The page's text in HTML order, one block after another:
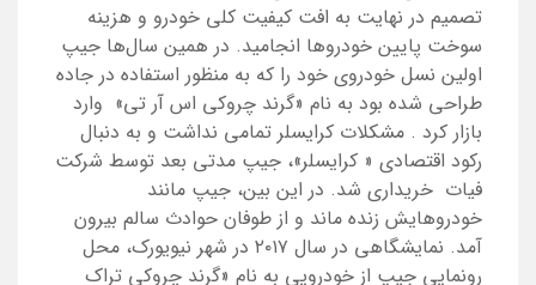
تصمیم در نهایت به افت کیفیت کلی خودرو و هزینه
سوخت پایین خودروها انجامید. در همین سال‌ها جیپ
اولین نسل خودروی خود را که به منظور استفاده در جاده
طراحی شده بود به نام «گرند چروکی اس آر تی» وارد
بازار کرد . مشکلات کرایسلر تمامی نداشت و به دنبال
رکود اقتصادی « کرایسلر»، جیپ مدتی بعد توسط شرکت
فیات خریداری شد. در این بین، جیپ مانند
خودروهایش زنده ماند و از طوفان حوادث سالم بیرون
آمد. نمایشگاهی در سال ۲۰۱۷ در شهر نیویورک، محل
رونمایی جیپ از خودرویی به نام «گرند چروکی تراک